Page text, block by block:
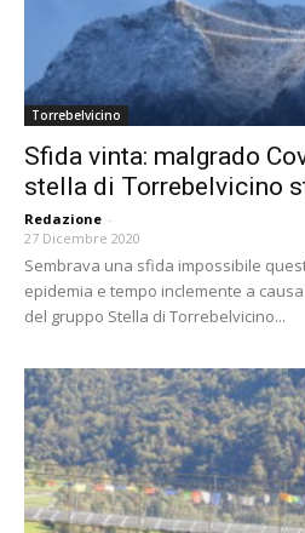
Torrebelvicino
Sfida vinta: malgrado
stella di Torrebelvicino
Redazione -
27 Dicembre 2020
Sembrava una sfida impossibile
epidemia e tempo inclemente a
del gruppo Stella di Torrebelvicino...